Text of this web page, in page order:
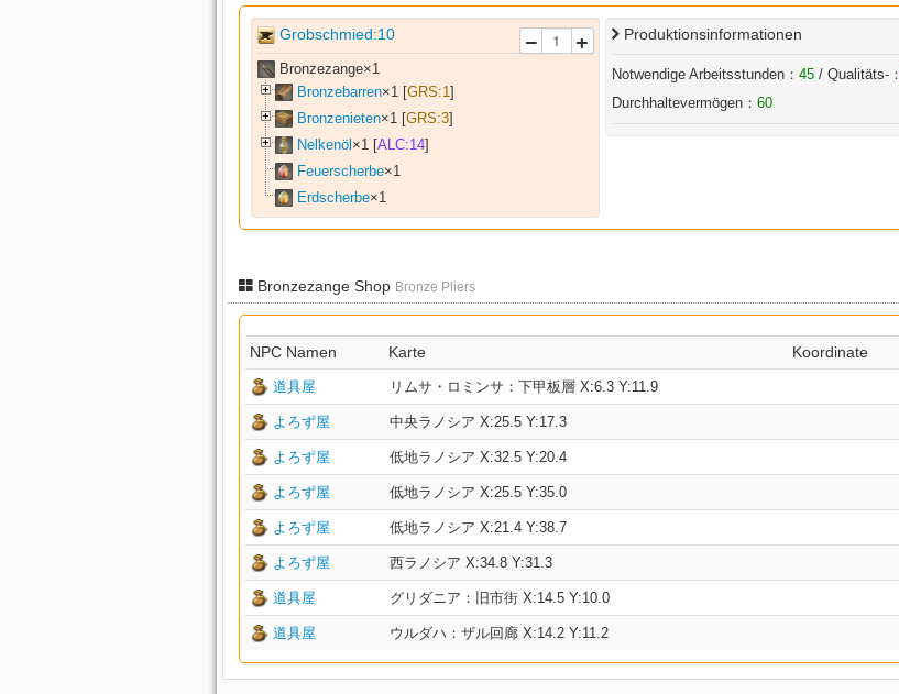
Grobschmied:10
Bronzezange×1
Bronzebarren×1 [GRS:1 ]
Bronzenieten×1 [GRS:3]
Nelkenöl ×1 [ALC:14]
Feuerscherbe×1
Erdscherbe×1
Produktionsinformationen
Notwendige Arbeitsstunden： 45/ Qualitäts-：
Durchhaltevermögen： 60
Bronzezange Shop Bronze Pliers
NPC Namen Karte Koordinate
道具屋 リムサ・ロミンサ：下甲板層 X:6.3 Y:11.9
よろず屋 中央ラノシア X:25.5 Y:17.3
よろず屋 低地ラノシア X:32.5 Y:20.4
よろず屋 低地ラノシア X:25.5 Y:35.0
よろず屋 低地ラノシア X:21.4 Y:38.7
よろず屋 西ラノシア X:34.8 Y:31.3
道具屋 グリダニア：旧市街 X:14.5 Y:10.0
道具屋 ウルダハ：ザル回廊 X:14.2 Y:11.2